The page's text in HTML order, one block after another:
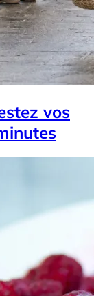
vos